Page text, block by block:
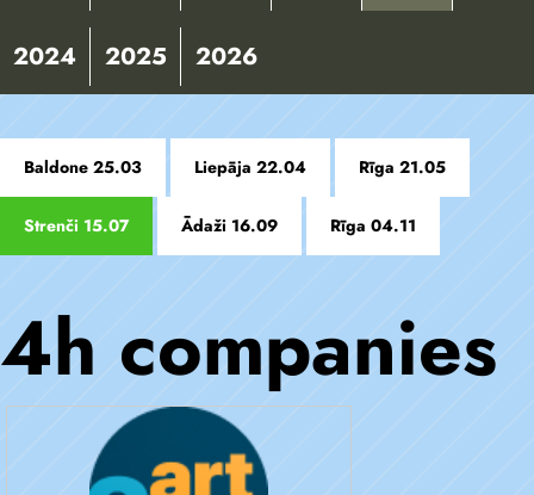
2024 2025 2026
Baldone 25.03 Liepāja 22.04 Rīga 21.05
Strenči 15.07 Ādaži 16.09 Rīga 04.11
4h companies